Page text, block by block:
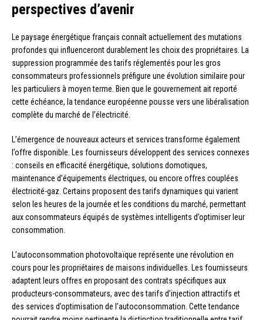
perspectives d’avenir
Le paysage énergétique français connaît actuellement des mutations
profondes qui influenceront durablement les choix des propriétaires. La
suppression programmée des tarifs réglementés pour les gros
consommateurs professionnels préfigure une évolution similaire pour
les particuliers à moyen terme. Bien que le gouvernement ait reporté
cette échéance, la tendance européenne pousse vers une libéralisation
complète du marché de l’électricité.
L’émergence de nouveaux acteurs et services transforme également
l’offre disponible. Les fournisseurs développent des services connexes
: conseils en efficacité énergétique, solutions domotiques,
maintenance d’équipements électriques, ou encore offres couplées
électricité-gaz. Certains proposent des tarifs dynamiques qui varient
selon les heures de la journée et les conditions du marché, permettant
aux consommateurs équipés de systèmes intelligents d’optimiser leur
consommation.
L’autoconsommation photovoltaïque représente une révolution en
cours pour les propriétaires de maisons individuelles. Les fournisseurs
adaptent leurs offres en proposant des contrats spécifiques aux
producteurs-consommateurs, avec des tarifs d’injection attractifs et
des services d’optimisation de l’autoconsommation. Cette tendance